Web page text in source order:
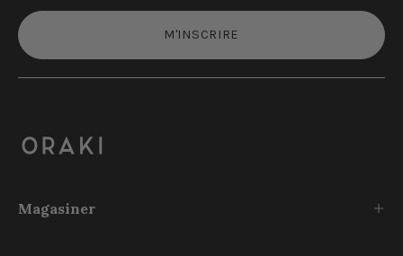
M'INSCRIRE
Magasiner